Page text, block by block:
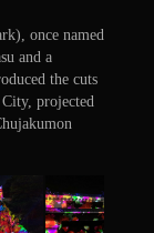
once named
and a
the cuts
projected